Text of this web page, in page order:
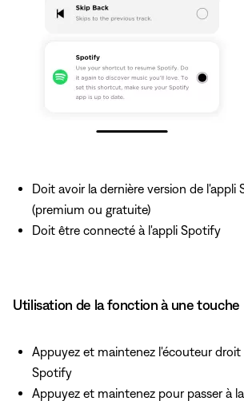
Doit avoir la dernière version de l'appli
(premium ou gratuite)
Doit être connecté à l'appli Spotify
Utilisation de la fonction à une touche
Appuyez et maintenez l'écouteur droit
Spotify
Appuyez et maintenez pour passer à